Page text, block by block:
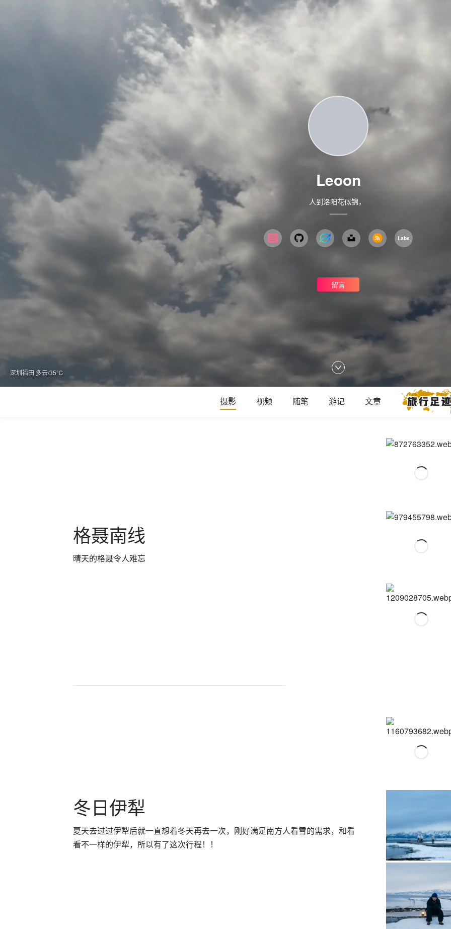
深圳福田 多云/35℃
Leoon
人到洛阳花似锦，偏我来时不逢春
Labs
留言
摄影 视频 随笔 游记 文章
格聂南线
晴天的格聂令人难忘
冬日伊犁
夏天去过过伊犁后就一直想着冬天再去一次，刚好满足南方人看雪的需求，和看
看不一样的伊犁，所以有了这次行程！！